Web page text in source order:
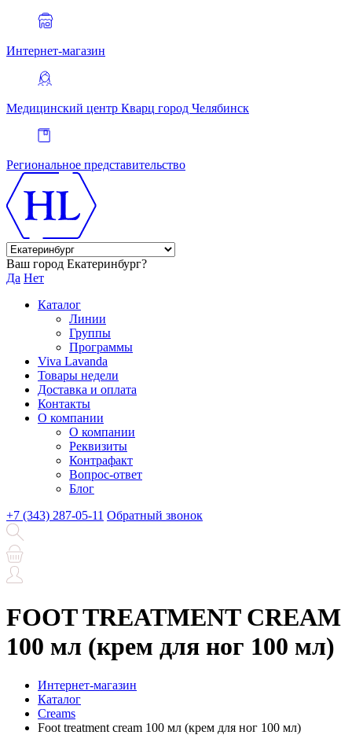
Интернет-магазин
Медицинский центр Кварц город Челябинск
Региональное представительство
Ваш город Екатеринбург?
Да Нет
Каталог
Линии
Группы
Программы
Viva Lavanda
Товары недели
Доставка и оплата
Контакты
О компании
О компании
Реквизиты
Контрафакт
Вопрос-ответ
Блог
+7 (343) 287-05-11 Обратный звонок
FOOT TREATMENT CREAM
100 мл (крем для ног 100 мл)
Интернет-магазин
Каталог
Creams
Foot treatment cream 100 мл (крем для ног 100 мл)